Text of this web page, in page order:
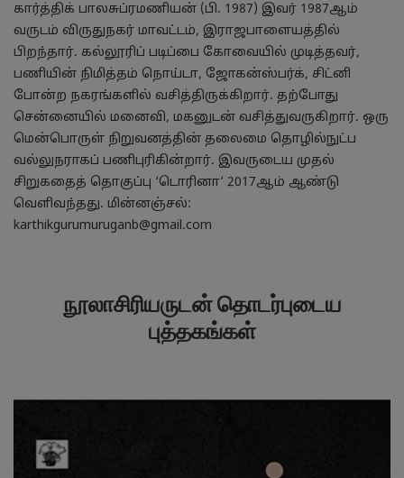
கார்த்திக் பாலசுப்ரமணியன் (பி. 1987) இவர் 1987ஆம்
வருடம் விருதுநகர் மாவட்டம், இராஜபாளையத்தில்
பிறந்தார். கல்லூரிப் படிப்பை கோவையில் முடித்தவர்,
பணியின் நிமித்தம் நொய்டா, ஜோகன்ஸ்பர்க், சிட்னி
போன்ற நகரங்களில் வசித்திருக்கிறார். தற்போது
சென்னையில் மனைவி, மகனுடன் வசித்துவருகிறார். ஒரு
மென்பொருள் நிறுவனத்தின் தலைமை தொழில்நுட்ப
வல்லுநராகப் பணிபுரிகின்றார். இவருடைய முதல்
சிறுகதைத் தொகுப்பு ‘டொரினா’ 2017ஆம் ஆண்டு
வெளிவந்தது. மின்னஞ்சல்:
karthikgurumuruganb@gmail.com
நூலாசிரியருடன் தொடர்புடைய
புத்தகங்கள்